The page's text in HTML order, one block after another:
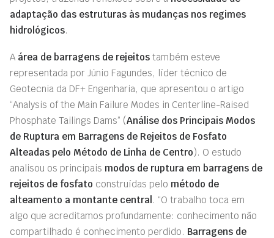
adaptação das estruturas às mudanças nos regimes
hidrológicos.
A área de barragens de rejeitos também esteve
representada por Júnio Fagundes, líder técnico de
Geotecnia da DF+ Engenharia, que apresentou o artigo
“Analysis of the Main Failure Modes in Centerline-Raised
Phosphate Tailings Dams” (Análise dos Principais Modos
de Ruptura em Barragens de Rejeitos de Fosfato
Alteadas pelo Método de Linha de Centro). O estudo
analisou os principais modos de ruptura em barragens de
rejeitos de fosfato construídas pelo método de
alteamento a montante central . “O trabalho toca em
algo que acreditamos profundamente: conhecimento não
compartilhado é conhecimento perdido. Barragens de